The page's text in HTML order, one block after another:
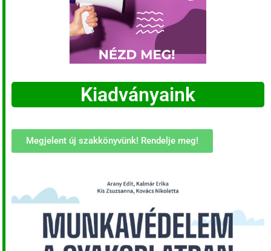
Kiadványaink
Megjelent új szakkönyvünk! Rendelje meg!